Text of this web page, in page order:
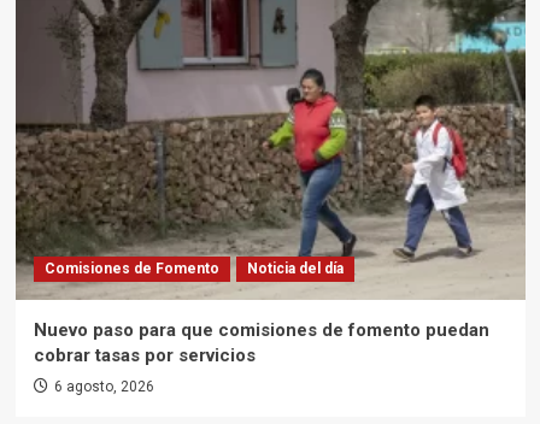
Comisiones de Fomento Noticia del día
Nuevo paso para que comisiones de fomento puedan
cobrar tasas por servicios
6 agosto, 2026